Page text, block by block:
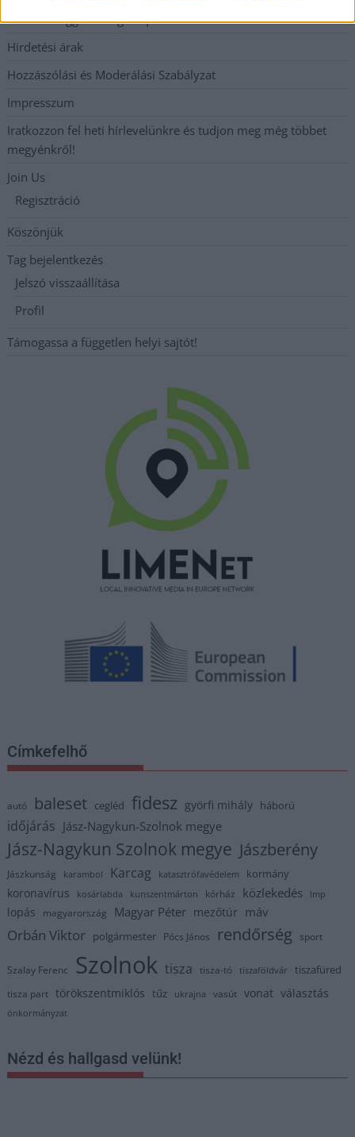
Etikai és függetlenségi alapelvek
Hirdetési árak
Hozzászólási és Moderálási Szabályzat
Impresszum
Iratkozzon fel heti hírlevelünkre és tudjon meg még többet
megyénkről!
Join Us
Regisztráció
Köszönjük
Tag bejelentkezés
Jelszó visszaállítása
Profil
Támogassa a független helyi sajtót!
Címkefelhő
autó baleset cegléd fidesz györfi mihály háború
időjárás Jász-Nagykun-Szolnok megye
Jász-Nagykun Szolnok megye Jászberény
Jászkunság karambol Karcag katasztrófavédelem kormány
koronavírus kosárlabda kunszentmárton kórház közlekedés lmp
lopás magyarország Magyar Péter mezőtúr máv
Orbán Viktor polgármester Pócs János rendőrség sport
Szalay Ferenc Szolnok tisza tisza-tó tiszaföldvár tiszafüred
tisza part törökszentmiklós tűz ukrajna vasút vonat választás
önkormányzat
Nézd és hallgasd velünk!